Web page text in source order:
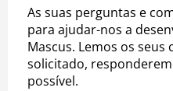
As suas perguntas e
para ajudar-nos a
Mascus. Lemos os seus
solicitado,
possível.